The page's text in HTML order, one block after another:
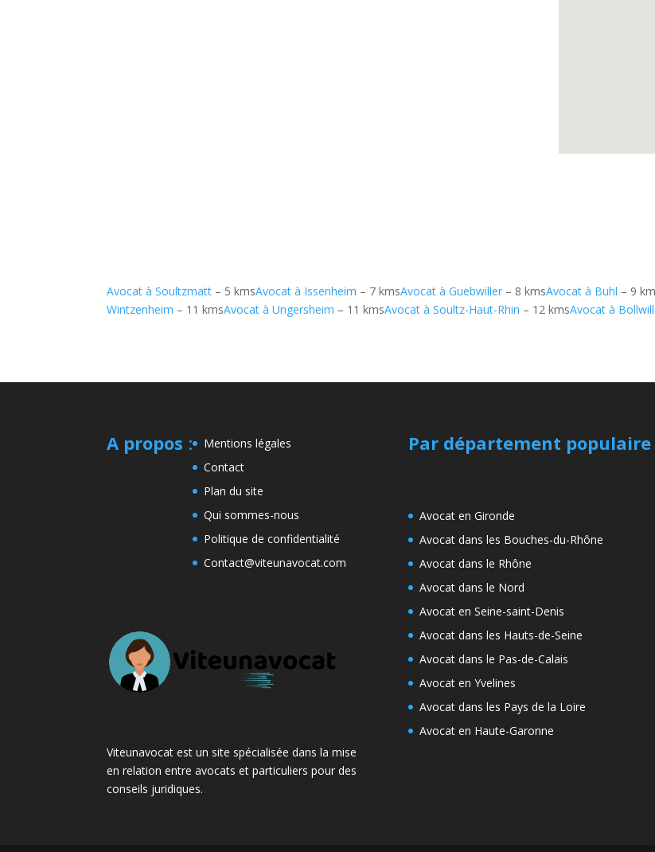
Avocat à Soultzmatt – 5 kmsAvocat à Issenheim – 7 kmsAvocat à Guebwiller – 8 kmsAvocat à Buhl – 9
Wintzenheim – 11 kmsAvocat à Ungersheim – 11 kmsAvocat à Soultz-Haut-Rhin – 12 kmsAvocat à
A propos :
Mentions légales
Contact
Plan du site
Qui sommes-nous
Politique de confidentialité
Contact@viteunavocat.com
Viteunavocat est un site spécialisée dans la mise
en relation entre avocats et particuliers pour des
conseils juridiques.
Par département populaire
Avocat en Gironde
Avocat dans les Bouches-du-Rhône
Avocat dans le Rhône
Avocat dans le Nord
Avocat en Seine-saint-Denis
Avocat dans les Hauts-de-Seine
Avocat dans le Pas-de-Calais
Avocat en Yvelines
Avocat dans les Pays de la Loire
Avocat en Haute-Garonne